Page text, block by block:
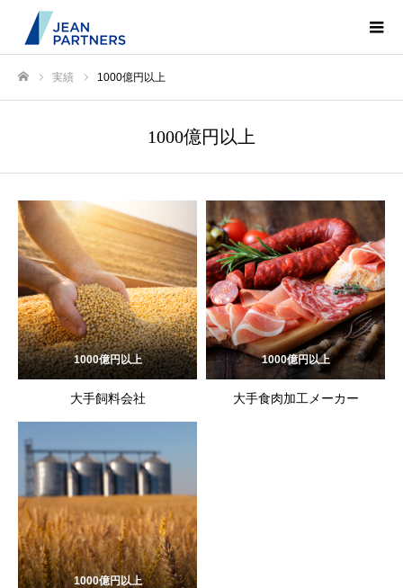
実績 1000億円以上
1000億円以上
1000億円以上
大手飼料会社
1000億円以上
大手食肉加工メーカー
1000億円以上